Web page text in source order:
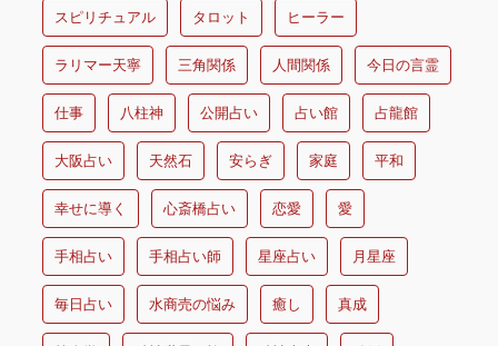
スピリチュアル タロット ヒーラー
ラリマー天寧 三角関係 人間関係 今日の言霊
仕事 八柱神 公開占い 占い館 占龍館
大阪占い 天然石 安らぎ 家庭 平和
幸せに導く 心斎橋占い 恋愛 愛
手相占い 手相占い師 星座占い 月星座
毎日占い 水商売の悩み 癒し 真成